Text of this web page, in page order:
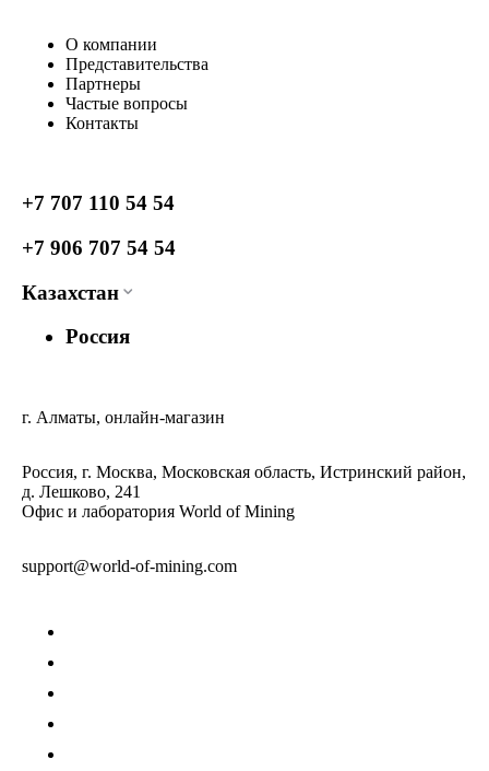
О компании
Представительства
Партнеры
Частые вопросы
Контакты
+7 707 110 54 54
+7 906 707 54 54
Казахстан
Россия
г. Алматы, онлайн-магазин
Россия, г. Москва, Московская область, Истринский район,
д. Лешково, 241
Офис и лаборатория World of Mining
support@world-of-mining.com